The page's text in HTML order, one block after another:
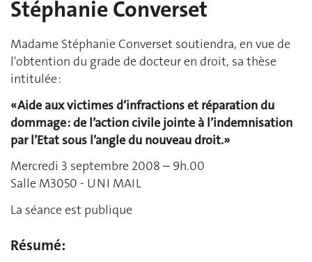
Stéphanie Converset
Madame Stéphanie Converset soutiendra, en vue de
l'obtention du grade de docteur en droit, sa thèse
intitulée :
« Aide aux victimes d’infractions et réparation du
dommage : de l’action civile jointe à l’indemnisation
par l’Etat sous l’angle du nouveau droit.»
Mercredi 3 septembre 2008 – 9h.00
Salle M3050 - UNI MAIL
La séance est publique
Résumé: